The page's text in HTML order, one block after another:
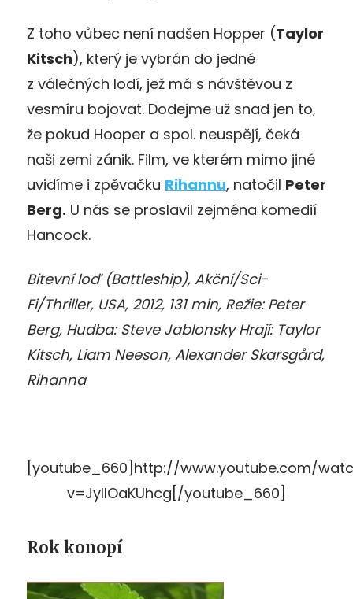
Z toho vůbec není nadšen Hopper (Taylor
Kitsch), který je vybrán do jedné
z válečných lodí, jež má s návštěvou z
vesmíru bojovat. Dodejme už snad jen to,
že pokud Hooper a spol. neuspějí, čeká
naši zemi zánik. Film, ve kterém mimo jiné
uvidíme i zpěvačku Rihannu, natočil Peter
Berg. U nás se proslavil zejména komedií
Hancock.
Bitevní loď (Battleship), Akční/Sci-
Fi/Thriller, USA, 2012, 131 min, Režie: Peter
Berg, Hudba: Steve Jablonsky Hrají: Taylor
Kitsch, Liam Neeson, Alexander Skarsgård,
Rihanna
[youtube_660]http://www.youtube.com/
v=JyIIOaKUhcg[/youtube_660]
Rok konopí